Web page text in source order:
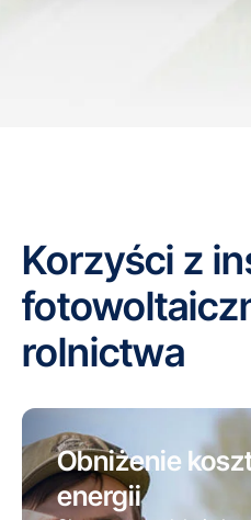
Korzyści z
rolnictwa
Obniżenie
energii